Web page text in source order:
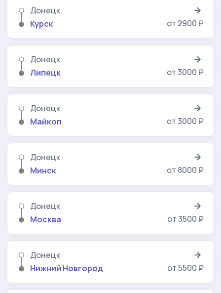
Донецк
Курск
от 2900 ₽
Донецк
Липецк
от 3000 ₽
Донецк
Майкоп
от 3000 ₽
Донецк
Минск
от 8000 ₽
Донецк
Москва
от 3500 ₽
Донецк
Нижний Новгород
от 5500 ₽